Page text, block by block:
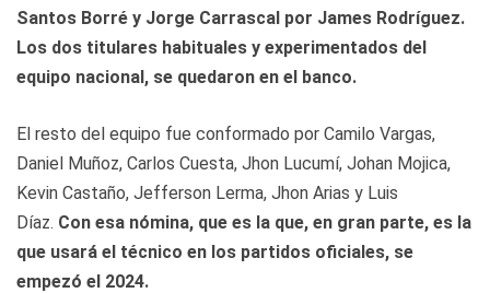
Santos Borré y Jorge Carrascal por James Rodríguez.
Los dos titulares habituales y experimentados del
equipo nacional, se quedaron en el banco.
El resto del equipo fue conformado por Camilo Vargas,
Daniel Muñoz, Carlos Cuesta, Jhon Lucumí, Johan Mojica,
Kevin Castaño, Jefferson Lerma, Jhon Arias y Luis
Díaz. Con esa nómina, que es la que, en gran parte, es la
que usará el técnico en los partidos oficiales, se
empezó el 2024.